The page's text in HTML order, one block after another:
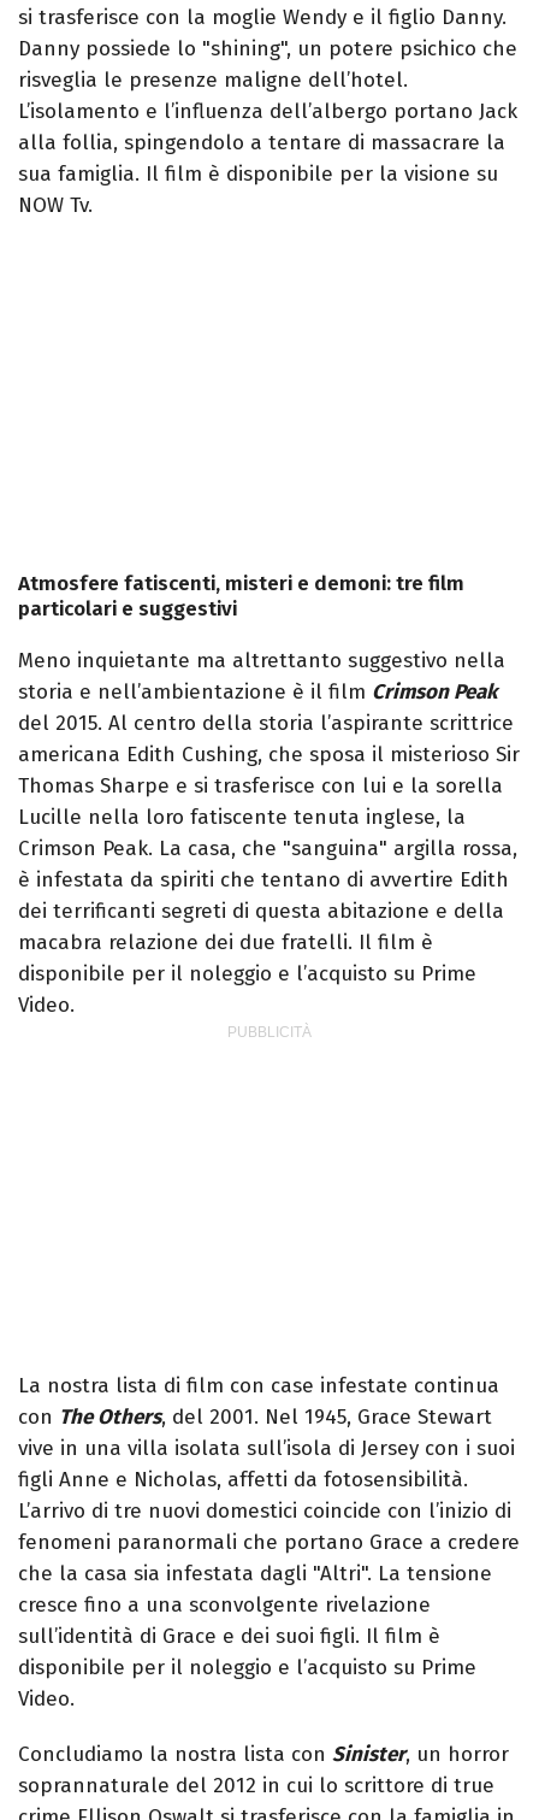
si trasferisce con la moglie Wendy e il figlio Danny.
Danny possiede lo "shining", un potere psichico che
risveglia le presenze maligne dell’hotel.
L’isolamento e l’influenza dell’albergo portano Jack
alla follia, spingendolo a tentare di massacrare la
sua famiglia. Il film è disponibile per la visione su
NOW Tv.
Atmosfere fatiscenti, misteri e demoni: tre film
particolari e suggestivi
Meno inquietante ma altrettanto suggestivo nella
storia e nell’ambientazione è il film Crimson Peak
del 2015. Al centro della storia l’aspirante scrittrice
americana Edith Cushing, che sposa il misterioso Sir
Thomas Sharpe e si trasferisce con lui e la sorella
Lucille nella loro fatiscente tenuta inglese, la
Crimson Peak. La casa, che "sanguina" argilla rossa,
è infestata da spiriti che tentano di avvertire Edith
dei terrificanti segreti di questa abitazione e della
macabra relazione dei due fratelli. Il film è
disponibile per il noleggio e l’acquisto su Prime
Video.
La nostra lista di film con case infestate continua
con The Others, del 2001. Nel 1945, Grace Stewart
vive in una villa isolata sull’isola di Jersey con i suoi
figli Anne e Nicholas, affetti da fotosensibilità.
L’arrivo di tre nuovi domestici coincide con l’inizio di
fenomeni paranormali che portano Grace a credere
che la casa sia infestata dagli "Altri". La tensione
cresce fino a una sconvolgente rivelazione
sull’identità di Grace e dei suoi figli. Il film è
disponibile per il noleggio e l’acquisto su Prime
Video.
Concludiamo la nostra lista con Sinister, un horror
soprannaturale del 2012 in cui lo scrittore di true